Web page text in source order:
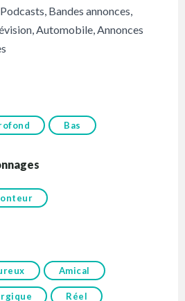
Podcasts, Bandes annonces,
,Automobile,Annonces
Bas
Amical
Réel